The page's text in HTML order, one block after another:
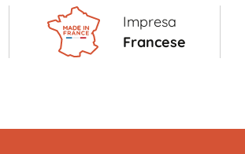
Impresa
Francese